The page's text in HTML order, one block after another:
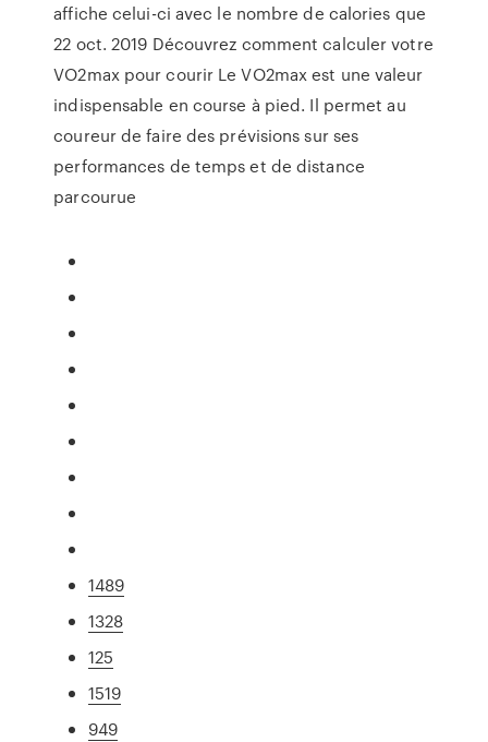
affiche celui-ci avec le nombre de calories que
22 oct. 2019 Découvrez comment calculer votre
VO2max pour courir Le VO2max est une valeur
indispensable en course à pied. Il permet au
coureur de faire des prévisions sur ses
performances de temps et de distance
parcourue
1489
1328
125
1519
949